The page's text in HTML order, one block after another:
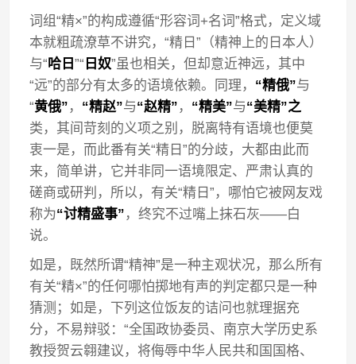
词组“精×”的构成遵循“形容词+名词”格式，定义域
本就粗疏潦草不讲究，“精日”（精神上的日本人）
与“哈日”“ 日奴”虽也相关，但却意近神远，其中
“远”的部分有太多的语境依赖。同理， “精俄”与
“黄俄” ， “精赵”与“赵精” ， “精美”与“美精”之
类，其间苛刻的义项之别，脱离特有语境也便莫
衷一是，而此番有关“精日”的分歧，大都由此而
来，简单讲，它并非同一语境限定、严肃认真的
磋商或研判，所以，有关“精日”，哪怕它被网友戏
称为“讨精盛事” ，终究不过嘴上抹石灰——白
说。
如是，既然所谓“精神”是一种主观状况，那么所有
有关“精×”的任何哪怕掷地有声的判定都只是一种
猜测；如是，下列这位饭友的诘问也就理据充
分，不易辩驳：“全国政协委员、南京大学历史系
教授贺云翱建议，将侮辱中华人民共和国国格、